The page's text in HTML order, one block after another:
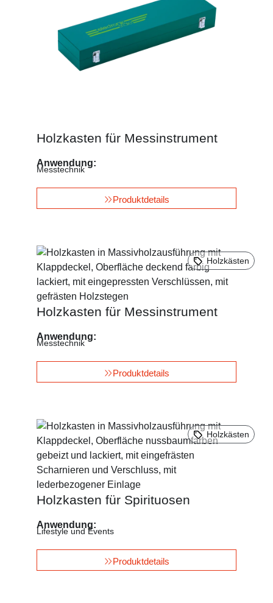
Holzkasten für Messinstrument
Anwendung:
Messtechnik
Produktdetails
Holzkästen
Holzkasten für Messinstrument
Anwendung:
Messtechnik
Produktdetails
Holzkästen
Holzkasten für Spirituosen
Anwendung:
Lifestyle und Events
Produktdetails